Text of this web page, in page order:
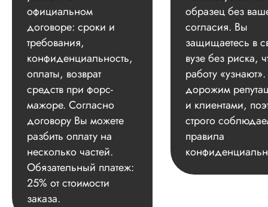
официальном
договоре: сроки и
требования,
конфиденциальность,
оплаты, возврат
средств при форс-
мажоре. Согласно
договору Вы можете
разбить оплату на
несколько частей.
Обязательный платеж:
25% от стоимости
заказа.
образец без
согласия. Вы
защищаетесь в
вузе без риска,
работу
дорожим
и клиентами,
строго
правила